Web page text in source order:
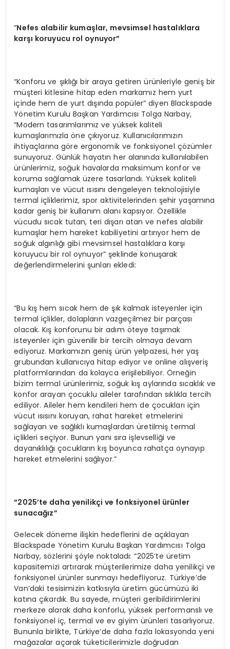
“Nefes alabilir kumaşlar, mevsimsel hastalıklara
karşı koruyucu rol oynuyor”
“Konforu ve şıklığı bir araya getiren ürünleriyle geniş bir
müşteri kitlesine hitap eden markamız hem yurt
içinde hem de yurt dışında popüler” diyen Blackspade
Yönetim Kurulu Başkan Yardımcısı Tolga Narbay,
“Modern tasarımlarımız ve yüksek kaliteli
kumaşlarımızla öne çıkıyoruz. Kullanıcılarımızın
ihtiyaçlarına göre ergonomik ve fonksiyonel çözümler
sunuyoruz. Günlük hayatın her alanında kullanılabilen
ürünlerimiz, soğuk havalarda maksimum konfor ve
koruma sağlamak üzere tasarlandı. Yüksek kaliteli
kumaşları ve vücut ısısını dengeleyen teknolojisiyle
termal içliklerimiz, spor aktivitelerinden şehir yaşamına
kadar geniş bir kullanım alanı kapsıyor. Özellikle
vücudu sıcak tutan, teri dışarı atan ve nefes alabilir
kumaşlar hem hareket kabiliyetini artırıyor hem de
soğuk algınlığı gibi mevsimsel hastalıklara karşı
koruyucu bir rol oynuyor” şeklinde konuşarak
değerlendirmelerini şunları ekledi:
“Bu kış hem sıcak hem de şık kalmak isteyenler için
termal içlikler, dolapların vazgeçilmez bir parçası
olacak. Kış konforunu bir adım öteye taşımak
isteyenler için güvenilir bir tercih olmaya devam
ediyoruz. Markamızın geniş ürün yelpazesi, her yaş
grubundan kullanıcıya hitap ediyor ve online alışveriş
platformlarından da kolayca erişilebiliyor. Örneğin
bizim termal ürünlerimiz, soğuk kış aylarında sıcaklık ve
konfor arayan çocuklu aileler tarafından sıklıkla tercih
ediliyor. Aileler hem kendileri hem de çocukları için
vücut ısısını koruyan, rahat hareket etmelerini
sağlayan ve sağlıklı kumaşlardan üretilmiş termal
içlikleri seçiyor. Bunun yanı sıra işlevselliği ve
dayanıklılığı çocukların kış boyunca rahatça oynayıp
hareket etmelerini sağlıyor.”
“2025’te daha yenilikçi ve fonksiyonel ürünler
sunacağız”
Gelecek döneme ilişkin hedeflerini de açıklayan
Blackspade Yönetim Kurulu Başkan Yardımcısı Tolga
Narbay, sözlerini şöyle noktaladı: “2025’te üretim
kapasitemizi artırarak müşterilerimize daha yenilikçi ve
fonksiyonel ürünler sunmayı hedefliyoruz. Türkiye’de
Van’daki tesisimizin katkısıyla üretim gücümüzü iki
katına çıkardık. Bu sayede, müşteri geribildirimlerini
merkeze alarak daha konforlu, yüksek performanslı ve
fonksiyonel iç, termal ve ev giyim ürünleri tasarlıyoruz.
Bununla birlikte, Türkiye’de daha fazla lokasyonda yeni
mağazalar açarak tüketicilerimizle doğrudan